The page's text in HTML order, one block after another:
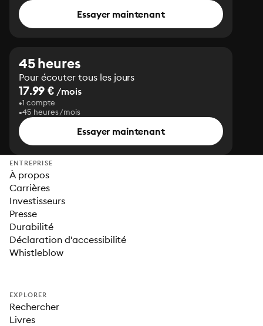
Essayer maintenant
45 heures
Pour écouter tous les jours
17.99 € /mois
1 compte
45 heures/mois
Essayer maintenant
ENTREPRISE
À propos
Carrières
Investisseurs
Presse
Durabilité
Déclaration d'accessibilité
Whistleblow
EXPLORER
Rechercher
Livres